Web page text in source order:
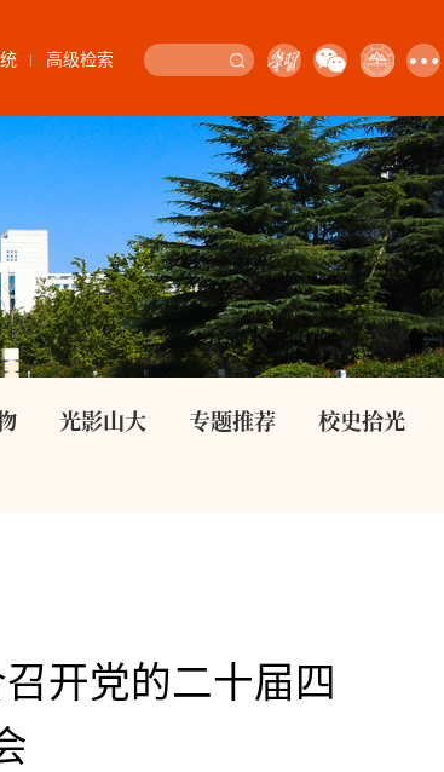
高级检索
光影山大 专题推荐 校史拾光
开党的二十届四